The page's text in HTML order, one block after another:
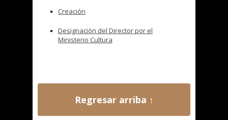
Creación
Designación del Director por el
Ministerio Cultura
Regresar arriba ↑